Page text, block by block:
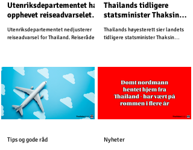
Utenriksdepartementet har
opphevet reiseadvarselet
og Ubon Ratchathani
Utenriksdepartementet nedjusterer
reiseadvarsel for Thailand. Reiserådet
Thailands tidligere
statsminister Thaksin
i fengsel
Thailands høyesterett sier landets
tidligere statsminister Thaksin
Tips og gode råd Nyheter